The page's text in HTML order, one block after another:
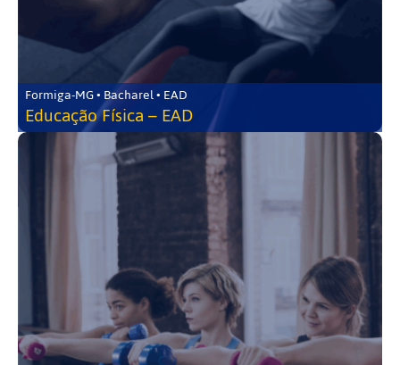
Formiga-MG • Bacharel • EAD
Educação Física – EAD